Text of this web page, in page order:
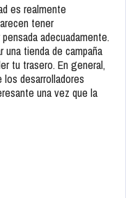
es realmente
tener
adecuadamente.
una tienda de campaña
tu trasero. En general,
desarrolladores
una vez que la